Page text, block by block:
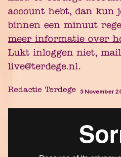
account hebt, dan kun
binnen een minuut
meer informatie over
Lukt inloggen niet,
live@terdege.nl.
Redactie Terdege 5 November